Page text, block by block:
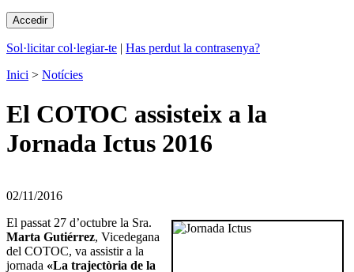
Sol·licitar col·legiar-te | Has perdut la contrasenya?
Inici > Notícies
El COTOC assisteix a la
Jornada Ictus 2016
02/11/2016
El passat 27 d’octubre la Sra.
Marta Gutiérrez, Vicedegana
del COTOC, va assistir a la
jornada «La trajectòria de la